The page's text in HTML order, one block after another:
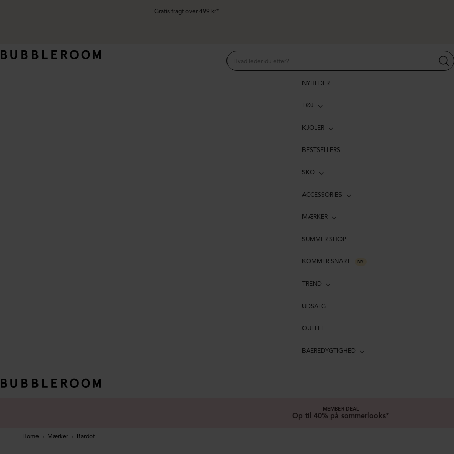
Gratis fragt over 499 kr*
NYHEDER
TØJ
KJOLER
BESTSELLERS
SKO
ACCESSORIES
MÆRKER
SUMMER SHOP
KOMMER SNART NY
TREND
UDSALG
OUTLET
BAEREDYGTIGHED
MEMBER DEAL
Op til 40% på sommerlooks*
Home › Mærker › Bardot